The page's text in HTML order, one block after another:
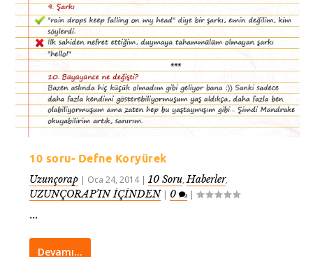
10 soru- Defne Koryürek
Uzunçorap | Oca 24, 2014|10 Soru,Haberler,
UZUNÇORAP’IN İÇİNDEN| 0 |
...
Devamı…